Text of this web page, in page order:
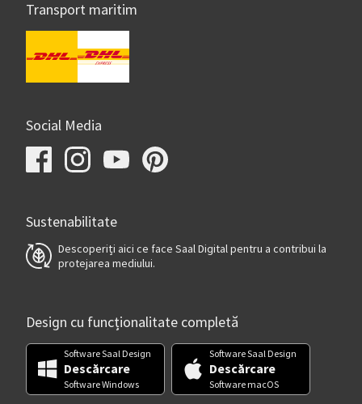
Transport maritim
Social Media
Sustenabilitate
Descoperiți aici ce face Saal Digital pentru a contribui la
protejarea mediului.
Design cu funcționalitate completă
Software Saal Design
Descărcare
Software Windows
Software Saal Design
Descărcare
Software macOS